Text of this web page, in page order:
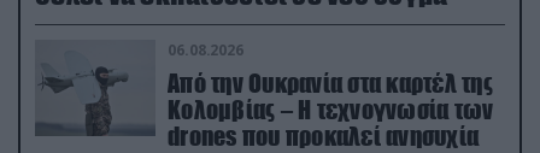
06.08.2026
Από την Ουκρανία στα καρτέλ της
Κολομβίας – Η τεχνογνωσία των
drones που προκαλεί ανησυχία